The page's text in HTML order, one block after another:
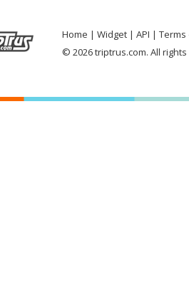
Home Widget API
Terms
© 2026 triptrus.com. All